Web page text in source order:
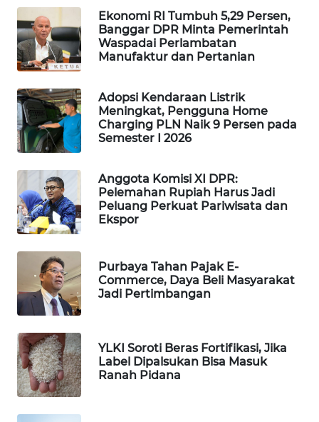
Ekonomi RI Tumbuh 5,29 Persen,
Banggar DPR Minta Pemerintah
Waspadai Perlambatan
Manufaktur dan Pertanian
Adopsi Kendaraan Listrik
Meningkat, Pengguna Home
Charging PLN Naik 9 Persen pada
Semester I 2026
Anggota Komisi XI DPR:
Pelemahan Rupiah Harus Jadi
Peluang Perkuat Pariwisata dan
Ekspor
Purbaya Tahan Pajak E-
Commerce, Daya Beli Masyarakat
Jadi Pertimbangan
YLKI Soroti Beras Fortifikasi, Jika
Label Dipalsukan Bisa Masuk
Ranah Pidana
PORTAL
KONSUMEN
FORWAMKI
ALPERKLINAS
FORJASIDA
TAMBANG
NEWS
SITUNGIR
NEWS
SIDIKALANG
NEWS
SIBARAGAS
NEWS
METRO